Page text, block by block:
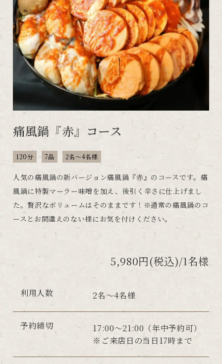
痛風鍋『赤』コース
120分 7品 2名～4名様
人気の痛風鍋の新バージョン痛風鍋『赤』のコースです。痛
風鍋に特製マーラー味噌を加え、後引く辛さに仕上げまし
た。贅沢なボリュームはそのままです！※通常の痛風鍋のコ
ースとお間違えのない様にお気を付けください。
5,980円(税込)/1名様
利用人数 2名～4名様
予約締切
17:00～21:00（年中予約可）
※ご来店日の当日17時まで